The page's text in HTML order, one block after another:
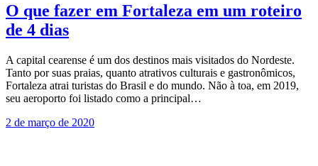
O que fazer em Fortaleza em um roteiro
de 4 dias
A capital cearense é um dos destinos mais visitados do Nordeste.
Tanto por suas praias, quanto atrativos culturais e gastronômicos,
Fortaleza atrai turistas do Brasil e do mundo. Não à toa, em 2019,
seu aeroporto foi listado como a principal…
2 de março de 2020